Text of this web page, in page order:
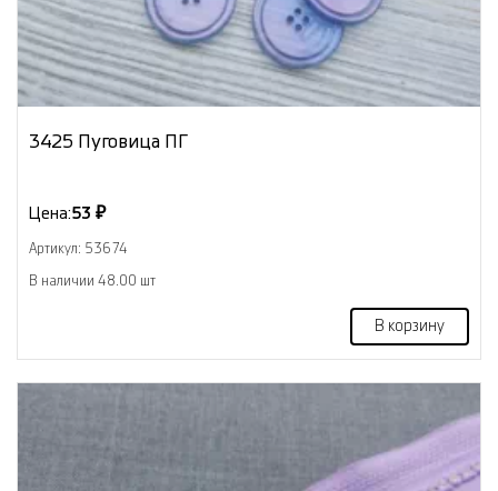
3425 Пуговица ПГ
Цена:53 ₽
Артикул: 53674
В наличии 48.00 шт
В корзину